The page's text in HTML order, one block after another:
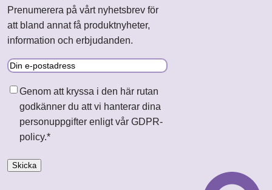
Prenumerera på vårt nyhetsbrev för
att bland annat få produktnyheter,
information och erbjudanden.
E-
Samtycke*
Genom att kryssa i den här rutan
godkänner du att vi hanterar dina
personuppgifter enligt vår GDPR-
policy.*
Skicka